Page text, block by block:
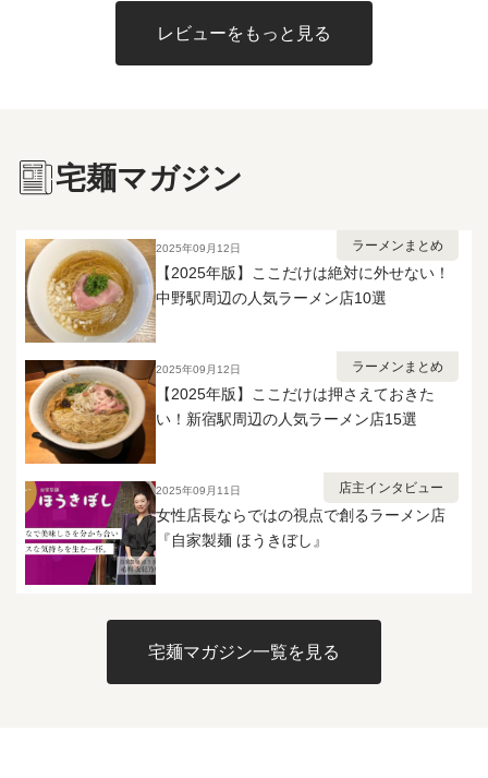
ツルピロの麺肌と口当たり、モチプ
リの強いコシ、香ばしい小麦の風味
わえます。 硬め茹では麺のα化が進
ングはInスープで、ミディアム食感
の極太メンマが4本と、しっとり柔ら
ューが1枚で、どちらも程良い味付
け。 熱を通し過ぎるとどちらも品
質・食感共に劣化するので、湯煎の
かけ過ぎには注意です。 麺武者
は宅麺で初めて頂き、その際はラー
ンギョという印象しか無かったので
すが、 その後東北研修の際に実店舗
で実物を頂いたところ、宅麺の冷凍
仕様との風味のギャップに驚き、そ
こで冷凍の影響を受けやすいタイプ
という事に気付きました。 実物は
ナチュラルかつ複雑で濃厚な旨味に
加え魚介の風味がフレッシュで雑味
もない、斑鳩のベーシックな面影を
感じるしっかりとした青葉インスパ
の新鮮かつ荒っぽいワイルドな風味
が活きていましたが、 冷凍だと比較
さは別格。妻と分け合って、汗をか
きながら最後まで箸が止まりません
辛旨スープと背脂をぐいぐい持ち上
げてくれて、噛むほどに小麦の甘み
ミナ系らしい甘辛さで、ご飯が欲し
量で自分好みのコクに調整できま
す。 味付きの背脂を白米にひとさじ
します。 正直なところ、辛さは中辛
くらいで、激辛好きの方には物足り
ないかもしれません。 逆にいえば辛
いのが得意でなくても食べ切れる強
さなので、そこは好みが分かれると
て、追い刻みニンニクと溶き卵ディ
ップで味変しながら最後まで飽きず
に完食。 シェア前提で買っても大満
足の一杯でした✨
レビューをもっと見る
宅麺マガジン
2025年09月12日 ラーメンまとめ
【2025年版】ここだけは絶対に外せない！
中野駅周辺の人気ラーメン店10選
2025年09月12日 ラーメンまとめ
【2025年版】ここだけは押さえておきた
い！新宿駅周辺の人気ラーメン店15選
2025年09月11日 店主インタビュー
女性店長ならではの視点で創るラーメン店
『自家製麺 ほうきぼし』
宅麺マガジン一覧を見る